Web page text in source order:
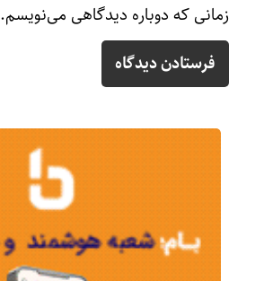
زمانی که دوباره دیدگاهی می‌نویسم.